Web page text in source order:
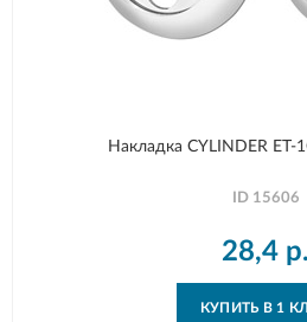
Накладка CYLINDER ET-
ID 15606
28,4 р.
КУПИТЬ В 1